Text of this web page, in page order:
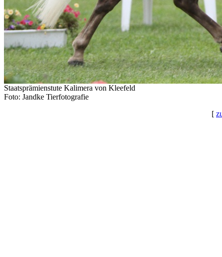
Staatsprämienstute Kalimera von Kleefeld
Foto: Jandke Tierfotografie
[